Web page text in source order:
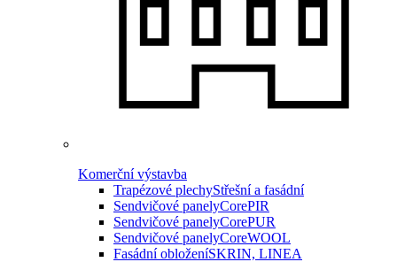
Komerční výstavba
Trapézové plechyStřešní a fasádní
Sendvičové panelyCorePIR
Sendvičové panelyCorePUR
Sendvičové panelyCoreWOOL
Fasádní obloženíSKRIN, LINEA